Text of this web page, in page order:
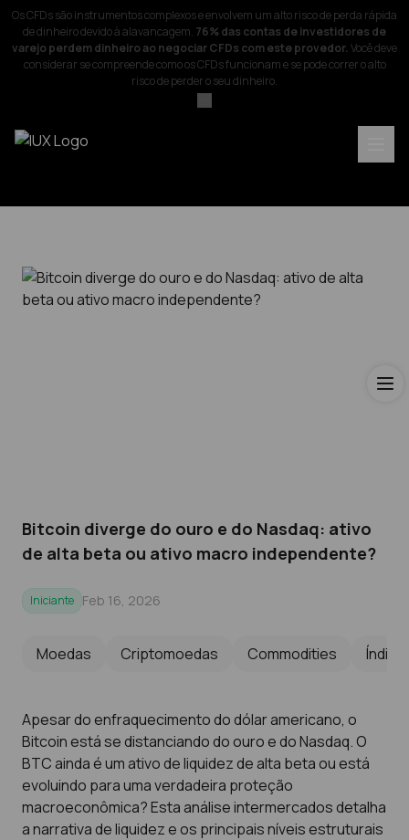
Os CFDs são instrumentos complexos e envolvem um alto risco de perda rápida
de dinheiro devido à alavancagem. 76% das contas de investidores de
varejo perdem dinheiro ao negociar CFDs com este provedor.Você deve
considerar se compreende como os CFDs funcionam e se pode correr o alto
risco de perder o seu dinheiro.
Bitcoin diverge do ouro e do Nasdaq: ativo
de alta beta ou ativo macro independente?
Iniciante Feb 16, 2026
Moedas Criptomoedas Commodities
Apesar do enfraquecimento do dólar americano, o
Bitcoin está se distanciando do ouro e do Nasdaq. O
BTC ainda é um ativo de liquidez de alta beta ou está
evoluindo para uma verdadeira proteção
macroeconômica? Esta análise intermercados detalha
a narrativa de liquidez e os principais níveis estruturais